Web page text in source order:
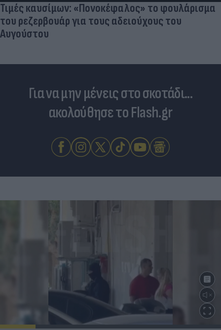
Τιμές καυσίμων: «Πονοκέφαλος» το φουλάρισμα
του ρεζερβουάρ για τους αδειούχους του
Αυγούστου
Για να μην μένεις στο σκοτάδι...
ακολούθησε το Flash.gr